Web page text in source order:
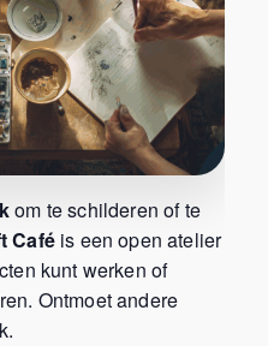
om te schilderen of te
Caféis een open atelier
kunt werken of
Ontmoet andere